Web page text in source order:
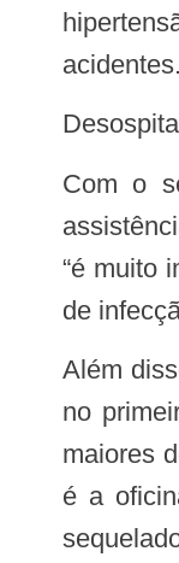
acidentes.
Com o serviço diferenciado de atendimento domiciliar e individualizado, um maior número de pessoas tem garantido a
“é muito
de
Além disso, a Sesap oferece o curso de noções básicas para cuidador de idosos e portadores de necessidades especiais, tanto
no
maiores
é a